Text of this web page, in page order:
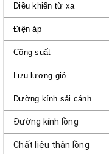
Điều khiển từ xa
Điện áp
Công suất
Lưu lượng gió
Đường kính sải cánh
Đường kính lồng
Chất liệu thân lồng